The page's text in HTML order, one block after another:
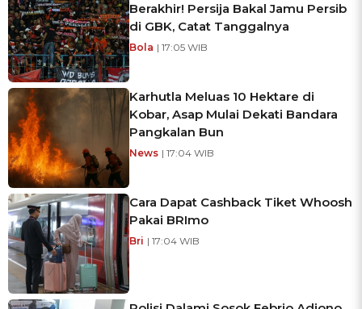
Berakhir! Persija Bakal Jamu Persib
di GBK, Catat Tanggalnya
Bola | 17:05 WIB
Karhutla Meluas 10 Hektare di
Kobar, Asap Mulai Dekati Bandara
Pangkalan Bun
News | 17:04 WIB
Cara Dapat Cashback Tiket Whoosh
Pakai BRImo
Bri | 17:04 WIB